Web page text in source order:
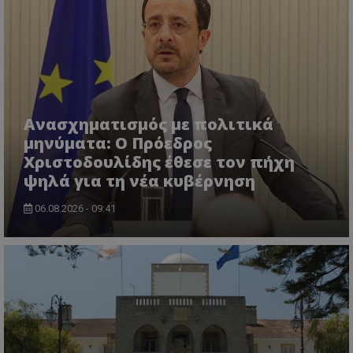
Ανασχηματισμός με πολιτικά
μηνύματα: Ο Πρόεδρος
Χριστοδουλίδης έθεσε τον πήχη
ψηλά για τη νέα κυβέρνηση
06.08.2026 - 09:41
ASP.NET_SessionId
Microsoft Corporation